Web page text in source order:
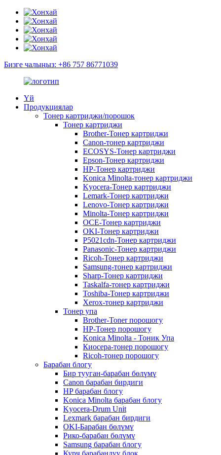
Бизге чалыңыз: +86 757 86771039
Үй
Продукциялар
Тонер картриджи/порошок
Тонер картриджи
Brother-Тонер картриджи
Canon-тонер картриджи
ECOSYS-Тонер картриджи
Epson-Тонер картриджи
HP-Тонер картриджи
Konica Minolta-тонер картриджи
Kyocera-Тонер картриджи
Lemark-Тонер картриджи
Lenovo-Тонер картриджи
Minolta-Тонер картриджи
OCE-Тонер картриджи
OKI-Тонер картриджи
P5021cdn-Тонер картриджи
Panasonic-Тонер картриджи
Ricoh-Тонер картриджи
Samsung-тонер картриджи
Sharp-Тонер картриджи
Taskalfa-тонер картриджи
Toshiba-Тонер картриджи
Xerox-тонер картриджи
Тонер упа
Brother-Toner порошогу
HP-Тонер порошогу
Konica Minolta - Тоник Упа
Киосера-тонер порошогу
Ricoh-тонер порошогу
Барабан блогу
Бир тууган-барабан бөлүмү
Canon барабан бирдиги
HP барабан блогу
Konica Minolta барабан блогу
Kyocera-Drum Unit
Lexmark барабан бирдиги
OKI-Барабан бөлүмү
Рико-барабан бөлүмү
Samsung барабан блогу
Курч барабандуу блок